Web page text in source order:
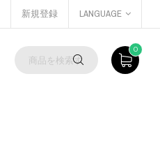
新規登録 LANGUAGE
0